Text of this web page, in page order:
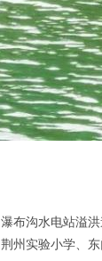
瀑布沟水电站溢
荆州实验小学、